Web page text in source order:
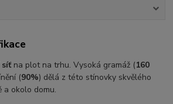
na plot na trhu. Vysoká gramáž (160
(90%) dělá z této stínovky skvělého
a okolo domu.